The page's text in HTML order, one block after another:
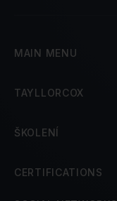
MAIN MENU
TAYLLORCOX
ŠKOLENÍ
CERTIFICATIONS